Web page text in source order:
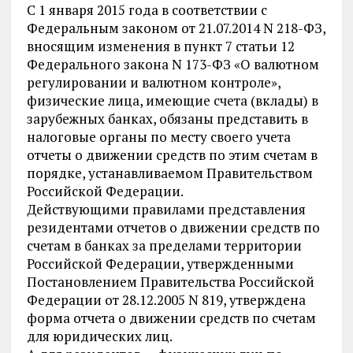
С 1 января 2015 года в соответствии с
Федеральнымзакономот 21.07.2014 N 218-ФЗ,
вносящим изменения в пункт 7 статьи 12
Федерального закона N 173-ФЗ «О валютном
регулировании и валютном контроле»,
физические лица, имеющие счета (вклады) в
зарубежных банках, обязаны представить в
налоговые органы по месту своего учета
отчеты о движении средств по этим счетам в
порядке, устанавливаемом Правительством
Российской Федерации.
Действующими правилами представления
резидентами отчетов о движении средств по
счетам в банках за пределами территории
Российской Федерации, утвержденными
Постановлением Правительства Российской
Федерации от 28.12.2005 N 819, утверждена
формаотчета о движении средств по счетам
для юридических лиц.